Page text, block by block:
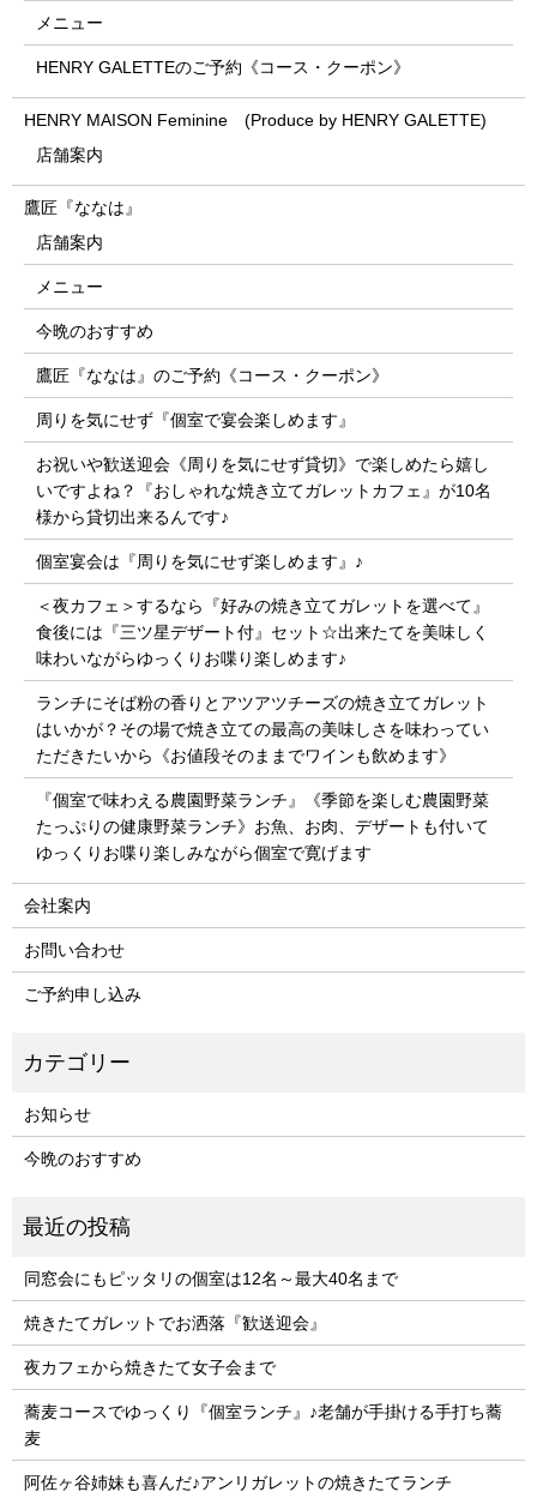
メニュー
HENRY GALETTEのご予約《コース・クーポン》
HENRY MAISON Feminine (Produce by HENRY GALETTE)
店舗案内
鷹匠『ななは』
店舗案内
メニュー
今晩のおすすめ
鷹匠『ななは』のご予約《コース・クーポン》
周りを気にせず『個室で宴会楽しめます』
お祝いや歓送迎会《周りを気にせず貸切》で楽しめたら嬉し
いですよね？『おしゃれな焼き立てガレットカフェ』が10名
様から貸切出来るんです♪
個室宴会は『周りを気にせず楽しめます』♪
＜夜カフェ＞するなら『好みの焼き立てガレットを選べて』
食後には『三ツ星デザート付』セット☆出来たてを美味しく
味わいながらゆっくりお喋り楽しめます♪
ランチにそば粉の香りとアツアツチーズの焼き立てガレット
はいかが？その場で焼き立ての最高の美味しさを味わってい
ただきたいから《お値段そのままでワインも飲めます》
『個室で味わえる農園野菜ランチ』《季節を楽しむ農園野菜
たっぷりの健康野菜ランチ》お魚、お肉、デザートも付いて
ゆっくりお喋り楽しみながら個室で寛げます
会社案内
お問い合わせ
ご予約申し込み
お知らせ
今晩のおすすめ
同窓会にもピッタリの個室は12名～最大40名まで
焼きたてガレットでお洒落『歓送迎会』
夜カフェから焼きたて女子会まで
蕎麦コースでゆっくり『個室ランチ』♪老舗が手掛ける手打ち蕎
麦
阿佐ヶ谷姉妹も喜んだ♪アンリガレットの焼きたてランチ